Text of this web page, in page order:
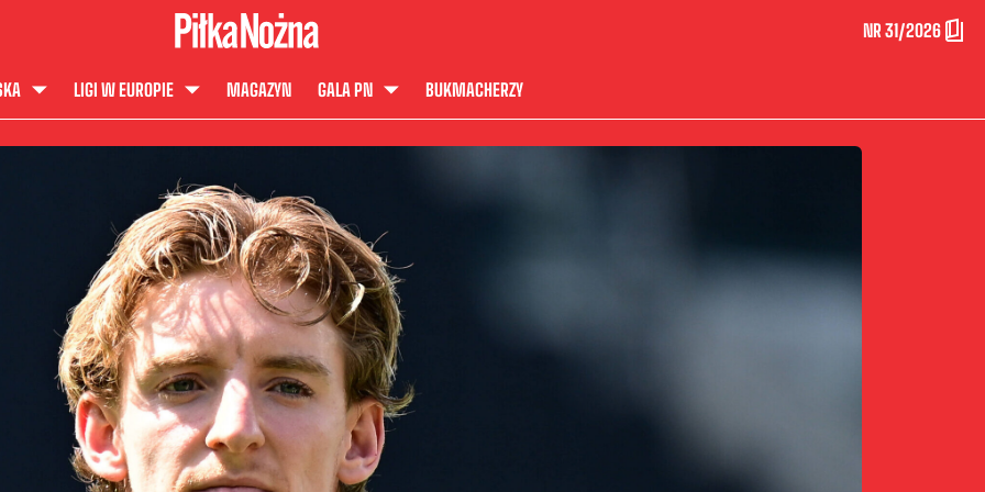
NR 31/2026
LIGI W EUROPIE MAGAZYN GALA PN BUKMACHERZY